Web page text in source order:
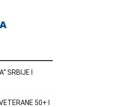
SRBIJE I
50+ I